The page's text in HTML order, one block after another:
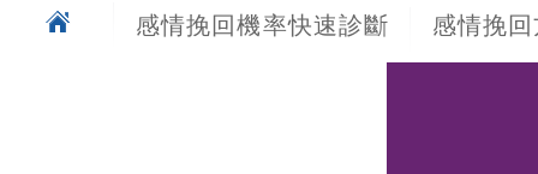
感情挽回機率快速診斷 感情挽